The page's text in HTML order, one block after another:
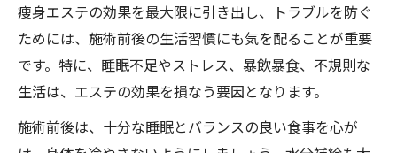
痩身エステの効果を最大限に引き出し、トラブルを防ぐ
ためには、施術前後の生活習慣にも気を配ることが重要
です。特に、睡眠不足やストレス、暴飲暴食、不規則な
生活は、エステの効果を損なう要因となります。
施術前後は、十分な睡眠とバランスの良い食事を心が